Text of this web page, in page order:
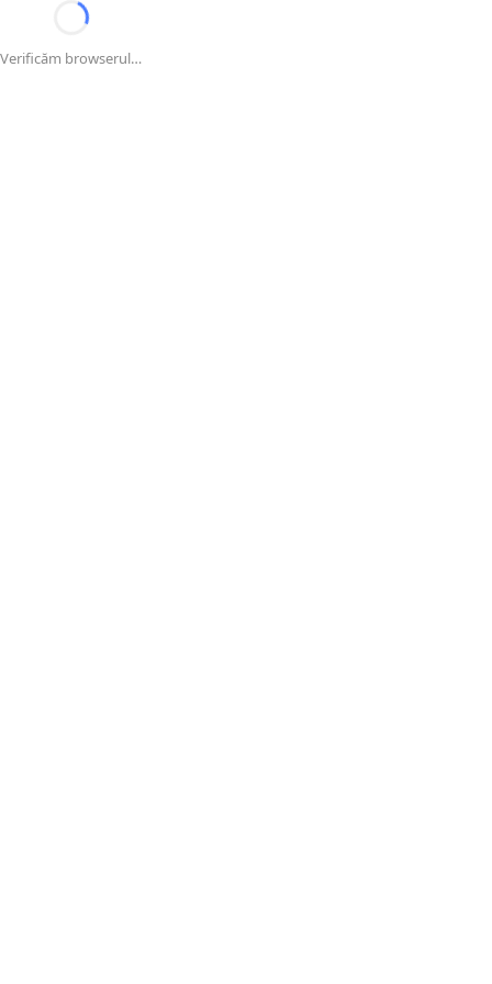
Verificăm browserul…